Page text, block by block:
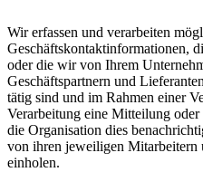
Wir erfassen und verarbeiten
Geschäftskontaktinformationen,
oder die wir von Ihrem
Geschäftspartnern und
tätig sind und im Rahmen einer
Verarbeitung eine Mitteilung
die Organisation dies
von ihren jeweiligen Mitarbeitern
einholen.